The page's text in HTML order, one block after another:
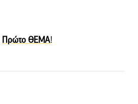
Πρώτο ΘΕΜΑ!